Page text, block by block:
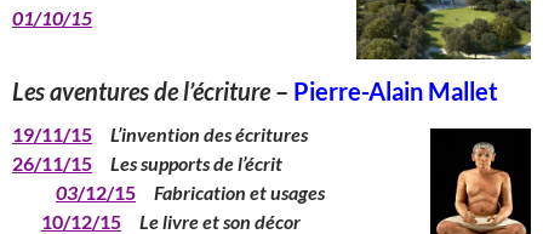
01/10/15
Les aventures de l’écriture– Pierre-Alain Mallet
19/11/15
L’invention des écritures
26/11/15 Les supports de l’écrit
03/12/15
Fabrication et usages
10/12/15
Le livre et son décor